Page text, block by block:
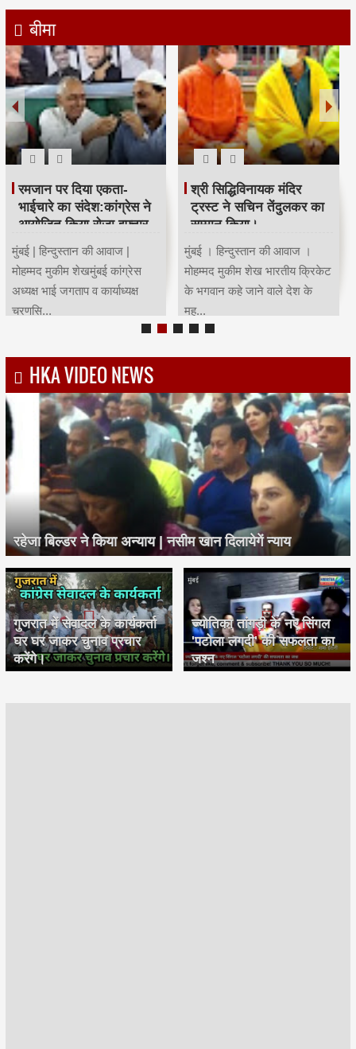
बीमा
रमजान पर दिया एकता-
भाईचारे का संदेश:कांग्रेस ने
आयोजित किया रोजा इफ्तार
मुंबई | हिन्दुस्तान की आवाज |
मोहम्मद मुकीम शेखमुंबई कांग्रेस
अध्यक्ष भाई जगताप व कार्याध्यक्ष
चरणसि...
श्री सिद्धिविनायक मंदिर
ट्रस्ट ने सचिन तेंदुलकर का
सम्मान किया।
मुंबई । हिन्दुस्तान की आवाज ।
मोहम्मद मुकीम शेख भारतीय क्रिकेट
के भगवान कहे जाने वाले देश के
मह...
HKA VIDEO NEWS
रहेजा बिल्डर ने किया अन्याय | नसीम खान दिलायेगें न्याय
गुजरात में सेवादल के कार्यकर्ता
घर घर जाकर चुनाव प्रचार
करेंगे।
ज्योतिका तांगड़ी के नए सिंगल
'पटोला लगदी' की सफलता का
जश्न